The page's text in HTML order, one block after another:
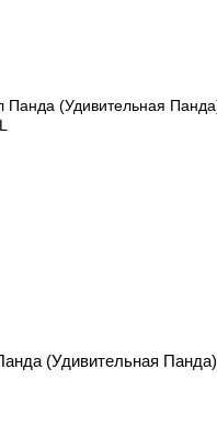
(Удивительная Панда)